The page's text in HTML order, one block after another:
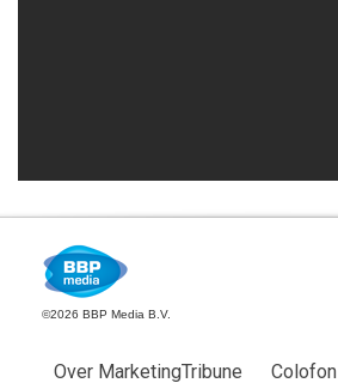
©2026 BBP Media B.V.
Over MarketingTribune Colofon